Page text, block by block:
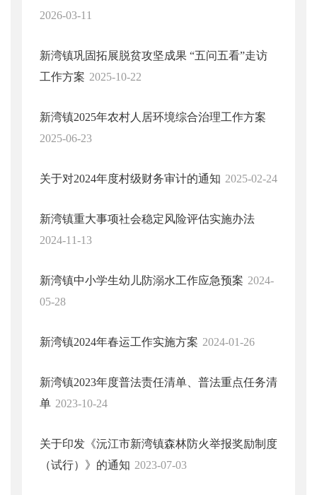
2026-03-11
新湾镇巩固拓展脱贫攻坚成果 “五问五看”走访
工作方案 2025-10-22
新湾镇2025年农村人居环境综合治理工作方案
2025-06-23
关于对2024年度村级财务审计的通知 2025-02-24
新湾镇重大事项社会稳定风险评估实施办法
2024-11-13
新湾镇中小学生幼儿防溺水工作应急预案 2024-
05-28
新湾镇2024年春运工作实施方案 2024-01-26
新湾镇2023年度普法责任清单、普法重点任务清
单 2023-10-24
关于印发《沅江市新湾镇森林防火举报奖励制度
（试行）》的通知 2023-07-03